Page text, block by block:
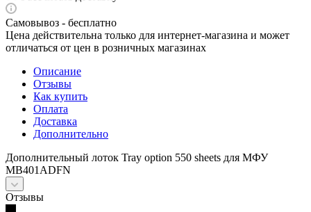
Самовывоз - бесплатно
Цена действительна только для интернет-магазина и может
отличаться от цен в розничных магазинах
Описание
Отзывы
Как купить
Оплата
Доставка
Дополнительно
Дополнительный лоток Tray option 550 sheets для МФУ
MB401ADFN
Отзывы